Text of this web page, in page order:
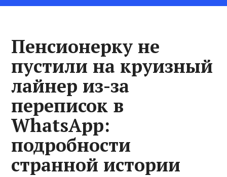
Пенсионерку не
пустили на круизный
лайнер из-за
переписок в
WhatsApp:
подробности
странной истории